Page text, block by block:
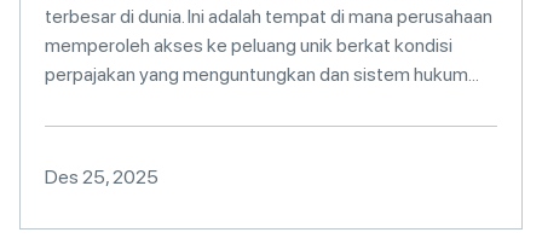
terbesar di dunia. Ini adalah tempat di mana perusahaan
memperoleh akses ke peluang unik berkat kondisi
perpajakan yang menguntungkan dan sistem hukum...
Des 25, 2025